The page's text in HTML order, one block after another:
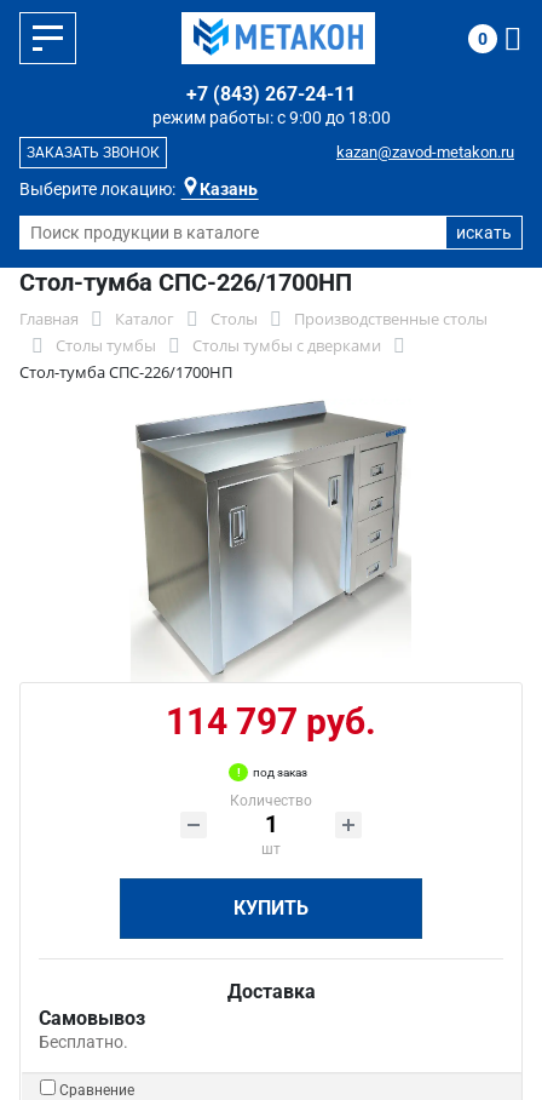
Выберите локацию: Казань
режим работы: с 9:00 до 18:00
+7 (843) 267-24-11
kazan@zavod-metakon.ru
ЗАКАЗАТЬ ЗВОНОК
0
Стол-тумба СПС-226/1700НП
Главная Каталог Столы
Производственные столы
Столы тумбы
Столы тумбы с дверками
Стол-тумба СПС-226/1700НП
114 797 руб.
под заказ
Количество
шт
КУПИТЬ
Доставка
Самовывоз
Бесплатно.
Сравнение